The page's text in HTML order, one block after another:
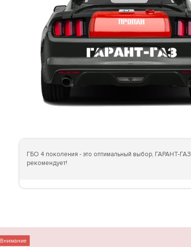
ГБО 4 поколения - это оптимальный выбор, ГАРАНТ-ГАЗ
рекомендует!
Внимание